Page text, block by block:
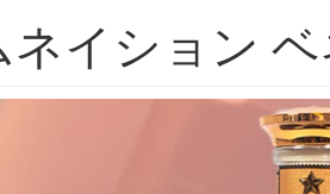
ネイション